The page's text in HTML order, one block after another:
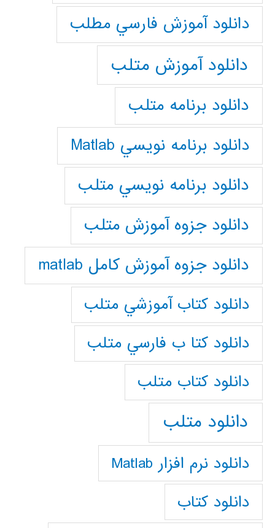
دانلود آموزش فارسي مطلب
دانلود آموزش متلب
دانلود برنامه متلب
دانلود برنامه نويسي Matlab
دانلود برنامه نويسي متلب
دانلود جزوه آموزش متلب
دانلود جزوه آموزش کامل matlab
دانلود كتاب آموزشي متلب
دانلود كتا ب فارسي متلب
دانلود كتاب متلب
دانلود متلب
دانلود نرم افزار Matlab
دانلود کتاب